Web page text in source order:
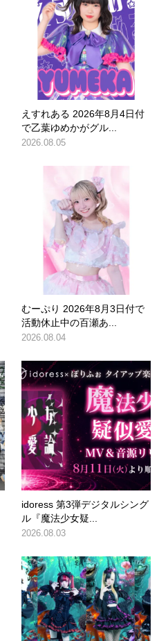
えすれある 2026年8月4日付
で乙葉ゆめかがグル...
2026.08.05
むーぷり 2026年8月3日付で
活動休止中の百瀬あ...
2026.08.04
idoress 第3弾デジタルシング
ル『魔法少女疑...
2026.08.03